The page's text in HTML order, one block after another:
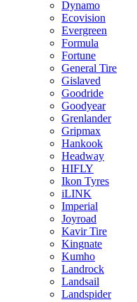
Dynamo
Ecovision
Evergreen
Formula
Fortune
General Tire
Gislaved
Goodride
Goodyear
Grenlander
Gripmax
Hankook
Headway
HIFLY
Ikon Tyres
iLINK
Imperial
Joyroad
Kavir Tire
Kingnate
Kumho
Landrock
Landsail
Landspider